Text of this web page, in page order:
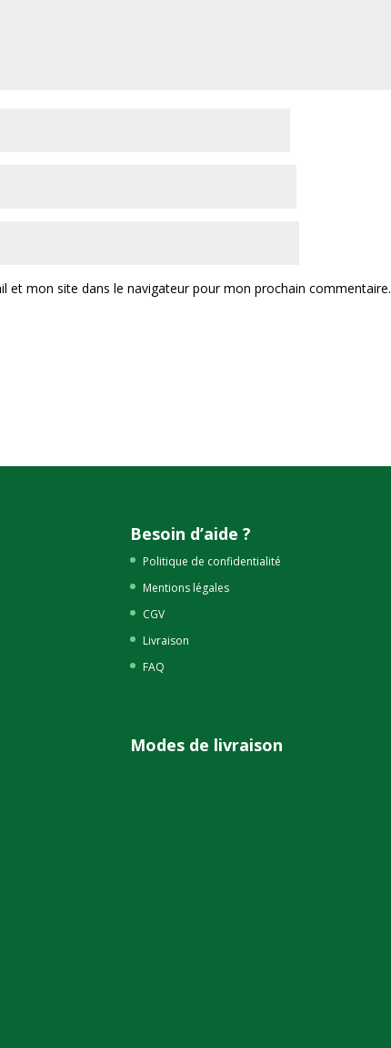
et mon site dans le navigateur pour mon prochain commentaire.
Besoin d’aide ?
Politique de confidentialité
Mentions légales
CGV
Livraison
FAQ
Modes de livraison